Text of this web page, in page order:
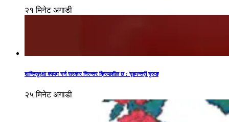
२१ मिनेट अगाडी
शान्तिसुरक्षा कायम गर्न सरकार निरन्तर क्रियाशील छ : गृहमन्त्री गुरुङ
२५ मिनेट अगाडी